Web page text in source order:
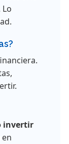
invertir
en